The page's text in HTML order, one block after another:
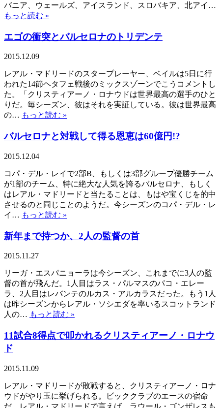
バニア、ウェールズ、アイスランド、スロバキア、北アイ…
もっと読む »
エゴの衝突とバルセロナのトリデンテ
2015.12.09
レアル・マドリードのスタープレーヤー、ベイルは5日に行
われた14節ヘタフェ戦後のミックスゾーンでこうコメントし
た。「クリスティアーノ・ロナウドは世界最高の選手のひと
りだ。毎シーズン、彼はそれを実証している。彼は世界最高
の… もっと読む »
バルセロナと対戦して得る恩恵は60億円!?
2015.12.04
コパ・デル・レイで2部B、もしくは3部グループ優勝チーム
が1部のチーム、特に絶大な人気を誇るバルセロナ、もしく
はレアル・マドリードと当たることは、もはや宝くじを的中
させるのと同じことのようだ。今シーズンのコパ・デル・レ
イ… もっと読む »
新年まで持つか、2人の監督の首
2015.11.27
リーガ・エスパニョーラは今シーズン、これまでに3人の監
督の首が飛んだ。1人目はラス・パルマスのパコ・エレー
ラ、2人目はレバンテのルカス・アルカラスだった。もう1人
は昨シーズンからレアル・ソシエダを率いるスコットランド
人の… もっと読む »
11試合8得点で叩かれるクリスティアーノ・ロナウ
ド
2015.11.09
レアル・マドリードが敗戦すると、クリスティアーノ・ロナ
ウドがやり玉に挙げられる。ビッククラブのエースの宿命
だ。レアル・マドリードで言えば、ラウール・ゴンザレスも